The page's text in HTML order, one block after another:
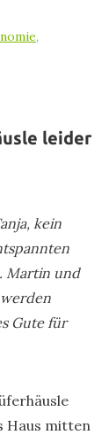
,
leider
kein
Martin und
Gute für
Haus mitten